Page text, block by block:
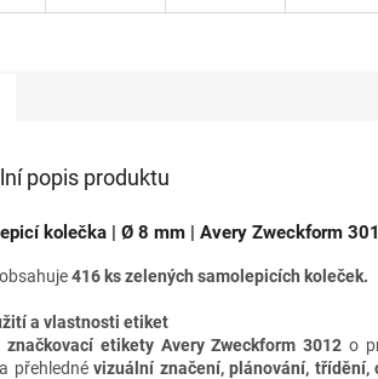
popis produktu
kolečka | Ø 8 mm | Avery Zweckform
416 ks zelených samolepicích koleček.
a vlastnosti etiket
značkovací etikety Avery Zweckform 3012 o
přehlednévizuální značení, plánování, třídění,